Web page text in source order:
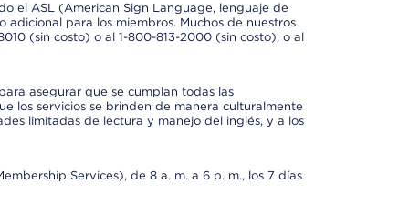
el ASL (American Sign Language, lenguaje de
para los miembros. Muchos de nuestros
(sin costo) o al 1-800-813-2000 (sin costo), o al
asegurar que se cumplan todas las
los servicios se brinden de manera culturalmente
limitadas de lectura y manejo del inglés, y a los
Services), de 8 a. m. a 6 p. m., los 7 días